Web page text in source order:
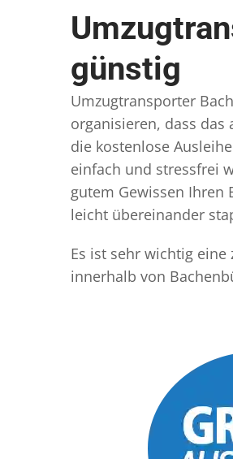
günstig
Umzugtransporter
organisieren, dass
die kostenlose
einfach und stressfrei
gutem Gewissen Ihren
leicht übereinander
Es ist sehr wichtig
innerhalb von